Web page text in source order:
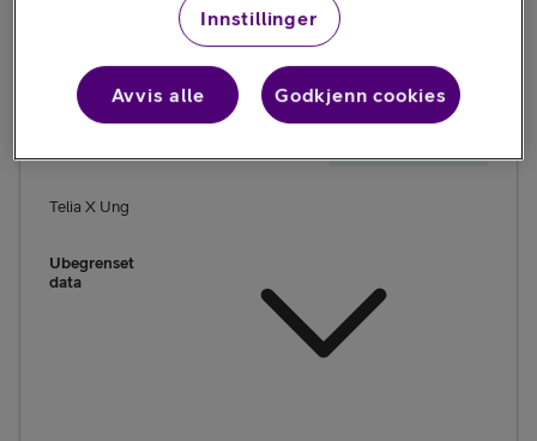
Telia X Ung
Ubegrenset
data
Innstillinger
Avvis alle Godkjenn cookies